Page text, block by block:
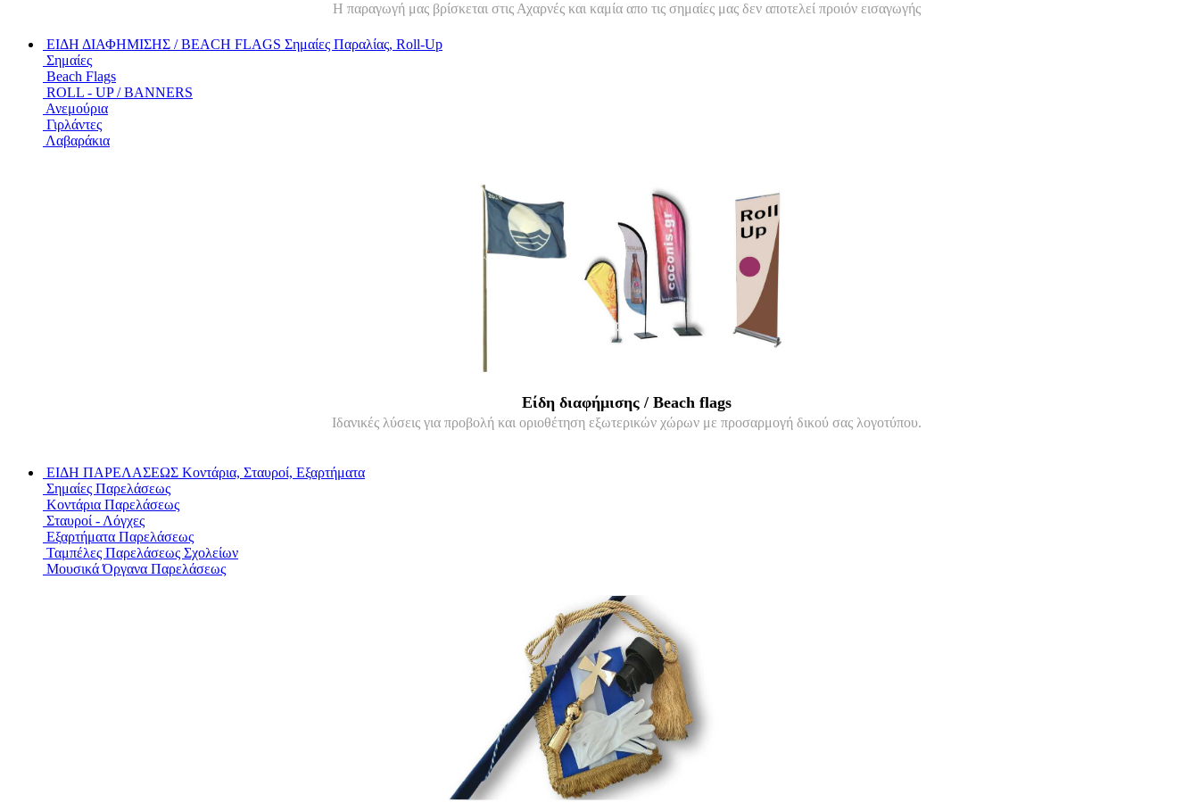
Η παραγωγή μας βρίσκεται στις Αχαρνές και καμία απο τις σημαίες μας δεν αποτελεί προιόν εισαγωγής
ΕΙΔΗ ΔΙΑΦΗΜΙΣΗΣ / BEACH FLAGS Σημαίες Παραλίας, Roll-Up
Σημαίες
Beach Flags
ROLL - UP / BANNERS
Ανεμούρια
Γιρλάντες
Λαβαράκια
Είδη διαφήμισης / Beach flags
Ιδανικές λύσεις για προβολή και οριοθέτηση εξωτερικών χώρων με προσαρμογή δικού σας λογοτύπου.
ΕΙΔΗ ΠΑΡΕΛΑΣΕΩΣ Κοντάρια, Σταυροί, Εξαρτήματα
Σημαίες Παρελάσεως
Κοντάρια Παρελάσεως
Σταυροί - Λόγχες
Εξαρτήματα Παρελάσεως
Ταμπέλες Παρελάσεως Σχολείων
Μουσικά Όργανα Παρελάσεως